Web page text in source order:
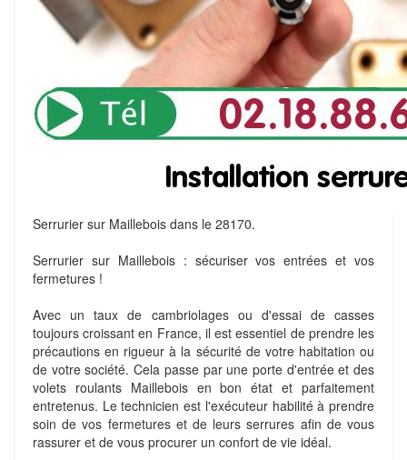
Serrurier sur Maillebois dans le 28170.
Serrurier sur Maillebois : sécuriser vos entrées et vos
fermetures !
Avec un taux de cambriolages ou d'essai de casses
toujours croissant en France, il est essentiel de prendre les
précautions en rigueur à la sécurité de votre habitation ou
de votre société. Cela passe par une porte d'entrée et des
volets roulants Maillebois en bon état et parfaitement
entretenus. Le technicien est l'exécuteur habilité à prendre
soin de vos fermetures et de leurs serrures afin de vous
rassurer et de vous procurer un confort de vie idéal.